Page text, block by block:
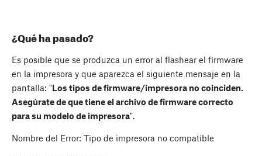
¿Qué ha pasado?
Es posible que se produzca un error al flashear el firmware
en la impresora y que aparezca el siguiente mensaje en la
pantalla: "Los tipos de firmware/impresora no coinciden.
Asegúrate de que tiene el archivo de firmware correcto
para su modelo de impresora".
Nombre del Error: Tipo de impresora no compatible